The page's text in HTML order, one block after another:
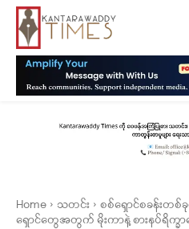
Home သတင်း
စစ်ရှောင်စခန်းတစ်
ရှောင်တွေအတွက် မိုးကာနဲ့ စားနပ်ရိက္